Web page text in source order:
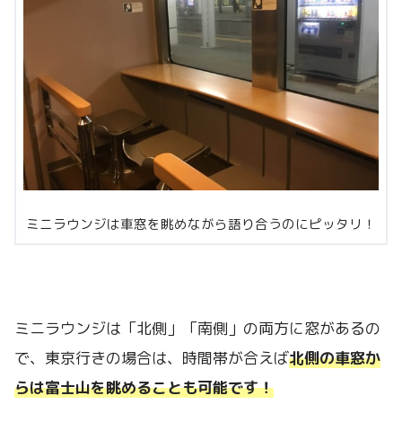
ミニラウンジは車窓を眺めながら語り合うのにピッタリ！
ミニラウンジは「北側」「南側」の両方に窓があるの
で、東京行きの場合は、時間帯が合えば北側の車窓か
らは富士山を眺めることも可能です！